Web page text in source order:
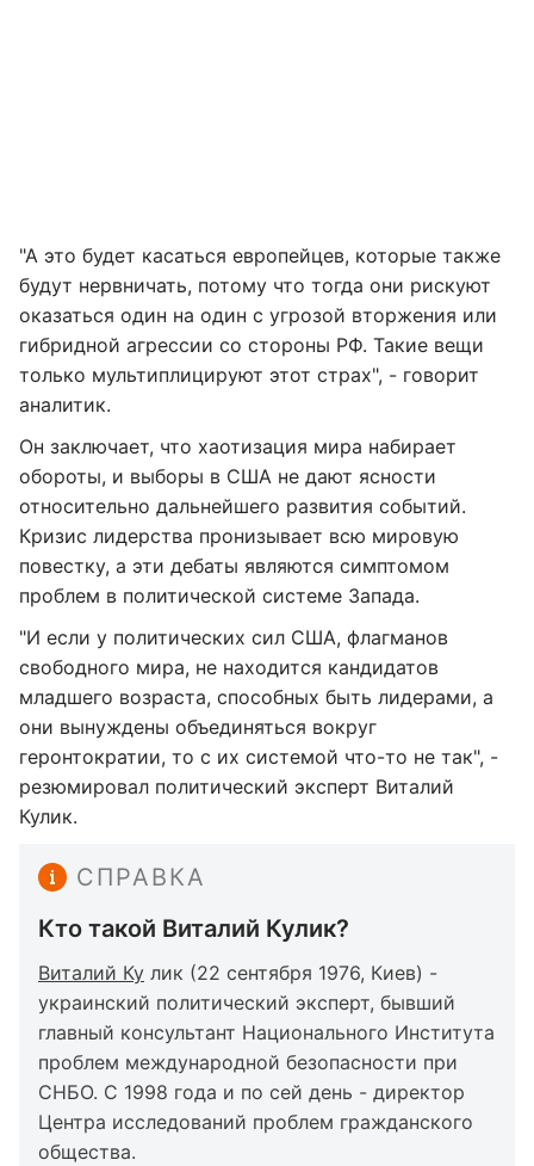
"А это будет касаться европейцев, которые также
будут нервничать, потому что тогда они рискуют
оказаться один на один с угрозой вторжения или
гибридной агрессии со стороны РФ. Такие вещи
только мультиплицируют этот страх", - говорит
аналитик.
Он заключает, что хаотизация мира набирает
обороты, и выборы в США не дают ясности
относительно дальнейшего развития событий.
Кризис лидерства пронизывает всю мировую
повестку, а эти дебаты являются симптомом
проблем в политической системе Запада.
"И если у политических сил США, флагманов
свободного мира, не находится кандидатов
младшего возраста, способных быть лидерами, а
они вынуждены объединяться вокруг
геронтократии, то с их системой что-то не так", -
резюмировал политический эксперт Виталий
Кулик.
СПРАВКА
Кто такой Виталий Кулик?
Виталий Ку лик (22 сентября 1976, Киев) -
украинский политический эксперт, бывший
главный консультант Национального Института
проблем международной безопасности при
СНБО. С 1998 года и по сей день - директор
Центра исследований проблем гражданского
общества.